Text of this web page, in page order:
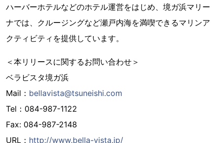
ハーバーホテルなどのホテル運営をはじめ、境ガ浜マリー
ナでは、クルージングなど瀬戸内海を満喫できるマリンア
クティビティを提供しています。
＜本リリースに関するお問い合わせ＞
ベラビスタ境ガ浜
Mail： bellavista@tsuneishi.com
Tel：084-987-1122
Fax: 084-987-2148
URL： http://www.bella-vista.jp/